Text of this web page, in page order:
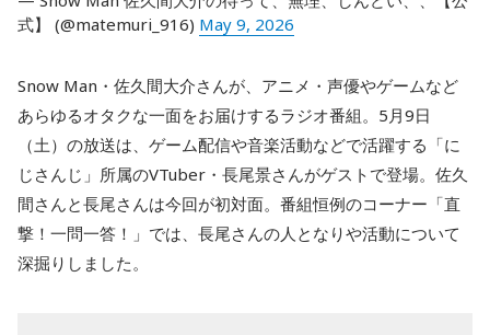
式】 (@matemuri_916) May 9, 2026
Snow Man・佐久間大介さんが、アニメ・声優やゲームなど
あらゆるオタクな一面をお届けするラジオ番組。5月9日
（土）の放送は、ゲーム配信や音楽活動などで活躍する「に
じさんじ」所属のVTuber・長尾景さんがゲストで登場。佐久
間さんと長尾さんは今回が初対面。番組恒例のコーナー「直
撃！一問一答！」では、長尾さんの人となりや活動について
深掘りしました。